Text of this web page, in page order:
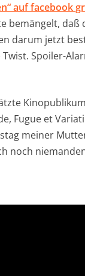
auf facebook
bemängelt,
darum jetzt
Spoiler-
, Fugue et
meiner
noch